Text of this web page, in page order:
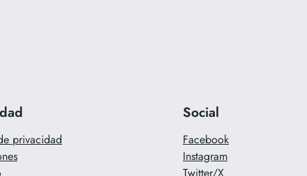
privacidad
Social
Facebook
Instagram